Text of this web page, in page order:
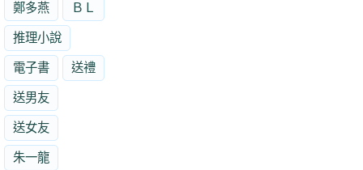
鄭多燕 ＢＬ
推理小說
電子書 送禮
送男友
送女友
朱一龍